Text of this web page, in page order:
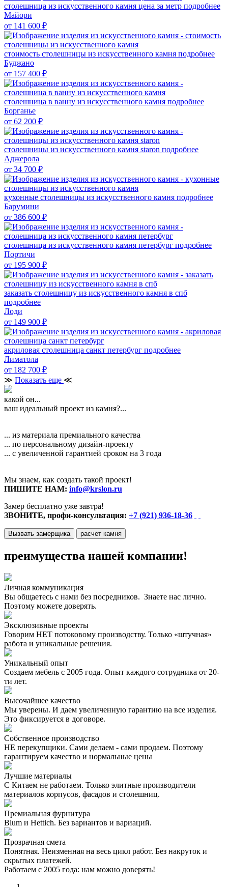
столешница из искусственного камня цена за метр подробнее
Майори
от 141 600 ₽
стоимость столешницы из искусственного камня подробнее
Буджано
от 157 400 ₽
столешница в ванну из искусственного камня подробнее
Борганье
от 62 200 ₽
столешницы из искусственного камня staron подробнее
Аджерола
от 34 700 ₽
кухонные столешницы из искусственного камня подробнее
Барумини
от 386 600 ₽
столешница из искусственного камня петербург подробнее
Портичи
от 195 900 ₽
заказать столешницу из искусственного камня в спб
подробнее
Лоди
от 149 900 ₽
акриловая столешница санкт петербург подробнее
Лиматола
от 182 700 ₽
≫ Показать еще ≪
какой он...
ваш идеальный проект из камня?...
... из материала премиального качества
... по персональному дизайн-проекту
... с увеличенной гарантией сроком на 3 года
Мы знаем, как создать такой проект!
ПИШИТЕ НАМ: info@krslon.ru
Замер бесплатно уже завтра!
ЗВОНИТЕ, профи-консультация: +7 (921) 936-18-36
Вызвать замерщика расчет камня
преимущества нашей компании!
Личная коммуникация
Вы общаетесь с нами без посредников. Знаете нас лично.
Поэтому можете доверять.
Эксклюзивные проекты
Говорим НЕТ потоковому производству. Только «штучная»
работа и уникальные решения.
Уникальный опыт
Создаем мебель с 2005 года. Опыт каждого сотрудника от 20-
ти лет.
Высочайшее качество
Мы уверены. И даем увеличенную гарантию на все изделия.
Это фиксируется в договоре.
Собственное производство
НЕ перекупщики. Сами делаем - сами продаем. Поэтому
гарантируем качество и нормальные цены
Лучшие материалы
С Китаем не работаем. Только элитные производители
материалов корпусов, фасадов и столешниц.
Премиальная фурнитура
Blum и Hettich. Без вариантов и вариаций.
Прозрачная смета
Понятная. Неизменная на весь цикл работ. Без накруток и
скрытых платежей.
Работаем с 2005 года: нам можно доверять!